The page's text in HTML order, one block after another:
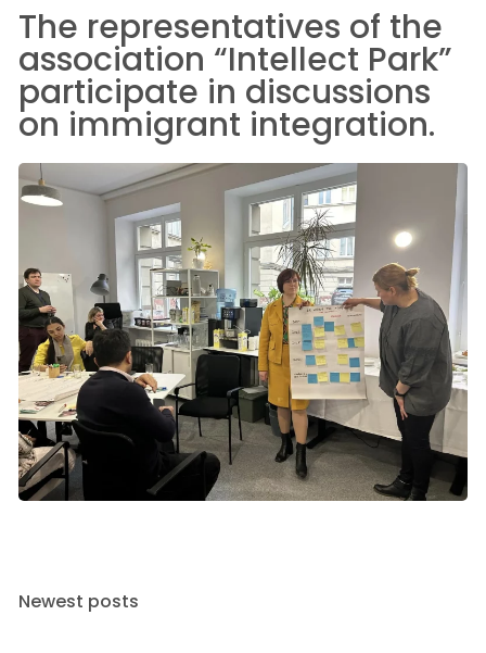
The representatives of the
association “Intellect Park”
participate in discussions
on immigrant integration.
Newest posts